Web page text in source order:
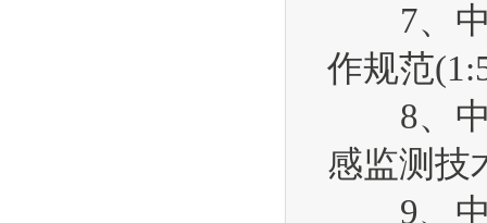
7、中
作规范
8、中
感监测技
9、中